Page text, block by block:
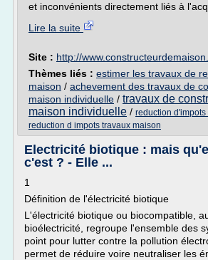
et inconvénients directement liés à
Lire la suite
Site : http://
Thèmes liés : estimer les travaux de
maison / achevement des travaux de
maison individuelle / travaux de
maison individuelle / reduction
reduction d impots travaux maison
Electricité biotique : mais
c'est ? - Elle ...
1
Définition de l'électricité biotique
L'électricité biotique ou biocompatible,
bioélectricité, regroupe l'ensemble des
point pour lutter contre la pollution
permet de réduire voire neutraliser les